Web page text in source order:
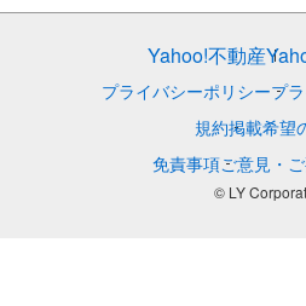
Yahoo!不動産
プライバシーポリシープ
規約掲載希望
免責事項ご意見・
© LY